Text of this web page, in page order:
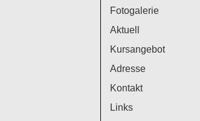
Fotogalerie
Aktuell
Kursangebot
Adresse
Kontakt
Links